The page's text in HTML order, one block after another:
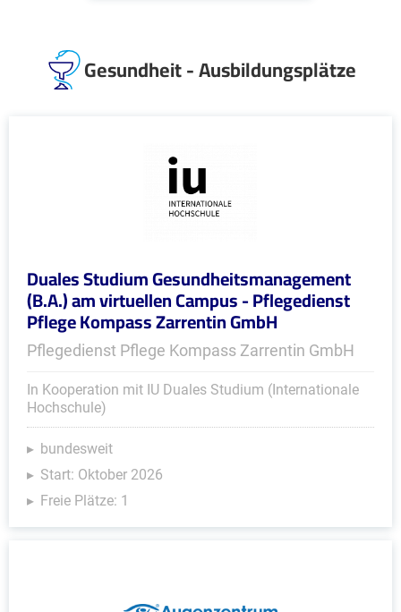
Gesundheit - Ausbildungsplätze
Duales Studium Gesundheitsmanagement
(B.A.) am virtuellen Campus - Pflegedienst
Pflege Kompass Zarrentin GmbH
Pflegedienst Pflege Kompass Zarrentin GmbH
In Kooperation mit IU Duales Studium (Internationale
Hochschule)
bundesweit
Start: Oktober 2026
Freie Plätze: 1